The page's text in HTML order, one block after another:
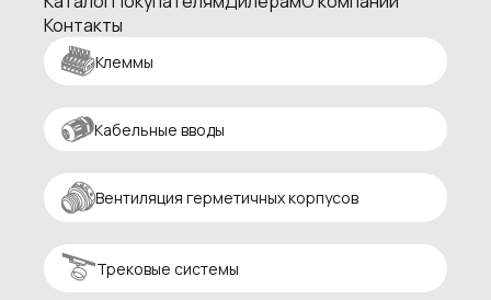
Контакты
Клеммы
Кабельные вводы
Вентиляция герметичных корпусов
Трековые системы